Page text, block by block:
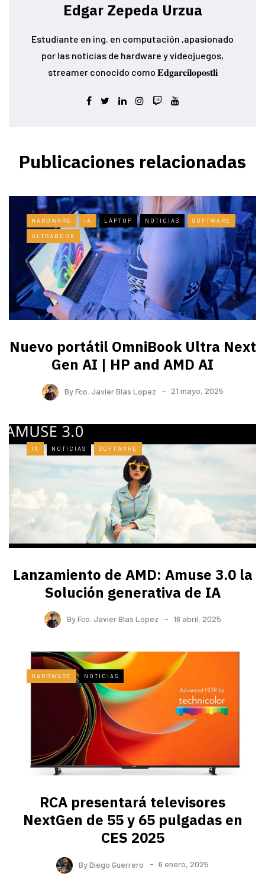
Edgar Zepeda Urzua
Estudiante en ing. en computación ,apasionado
por las noticias de hardware y videojuegos,
streamer conocido como 𝐄𝐝𝐠𝐚𝐫𝐜𝐢𝐥𝐨𝐩𝐨𝐬𝐭𝐥𝐢
Publicaciones relacionadas
HARDWARE IA LAPTOP NOTICIAS SOFTWARE
ULTRABOOK
Nuevo portátil OmniBook Ultra ​Next
Gen AI | HP and AMD AI
ByFco. Javier Blas Lopez 21 mayo, 2025
IA NOTICIAS SOFTWARE
Lanzamiento de AMD: Amuse 3.0 la
Solución generativa de IA
ByFco. Javier Blas Lopez 16 abril, 2025
HARDWARE NOTICIAS
RCA presentará televisores
NextGen de 55 y 65 pulgadas en
CES 2025
ByDiego Guerrero 6 enero, 2025